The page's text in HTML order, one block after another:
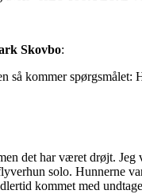
Skovbo:
så kommer
det har været drøjt.
solo. Hunnerne
kommet med